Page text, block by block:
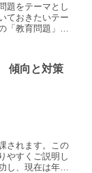
題をテーマとし
ておきたいテー
教育問題」小
傾向と対策
されます。この
やすくご説明し
し、現在は年８